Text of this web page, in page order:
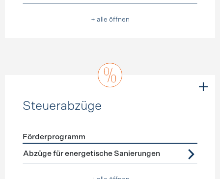
+ alle öffnen
Steuerabzüge
Förderprogramme Steuerabzüge
Förderprogramm
Abzüge für energetische Sanierungen